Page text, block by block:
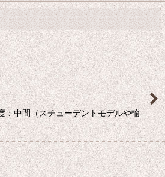
閉じる
：中間（スチューデントモデルや輸